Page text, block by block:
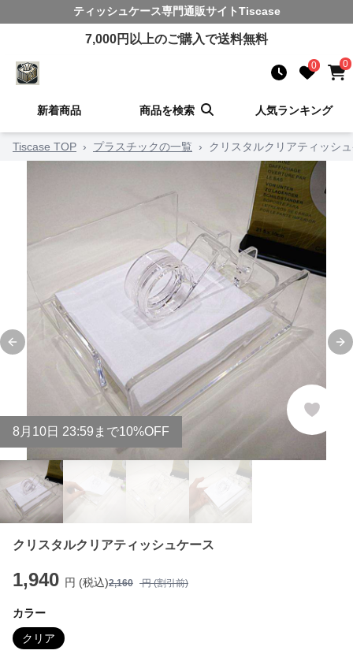
ティッシュケース専門通販サイトTiscase
7,000円以上のご購入で送料無料
0 0
新着商品 商品を検索 人気ランキング
Tiscase TOP › プラスチックの一覧 › クリスタルクリアティッシ
Previous slide
8 月 10日 23:59まで10%OFF
クリスタルクリアティッシュケース
1,940 円 (税込)2,160 円 (割引前)
カラー
クリア